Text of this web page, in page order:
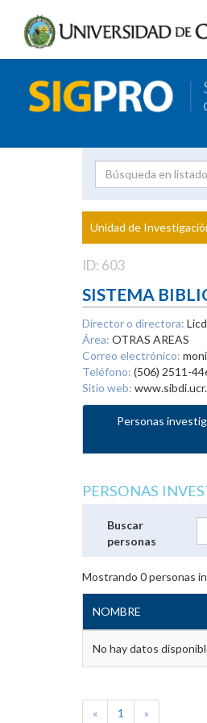
Proyecto
Unidad de
ID: 603
SISTEMA
Director o directora:
Área: OTRAS AREAS
Correo electrónico:
Teléfono: (506) 2511-
Sitio web:
Personas
PERSONAS
Buscar
personas
Mostrando 0personas
NOMBRE
No hay datos
« 1 »